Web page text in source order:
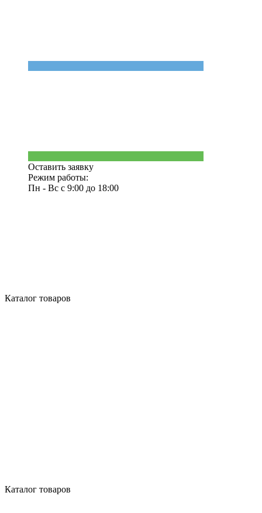
Оставить заявку
Режим работы:
Пн - Вс с 9:00 до 18:00
Каталог товаров
Каталог товаров